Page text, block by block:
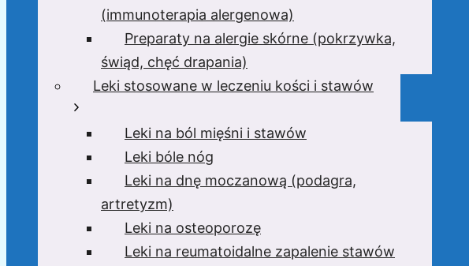
(immunoterapia alergenowa)
Preparaty na alergie skórne (pokrzywka,
świąd, chęć drapania)
Leki stosowane w leczeniu kości i stawów
Leki na ból mięśni i stawów
Leki bóle nóg
Leki na dnę moczanową (podagra,
artretyzm)
Leki na osteoporozę
Leki na reumatoidalne zapalenie stawów